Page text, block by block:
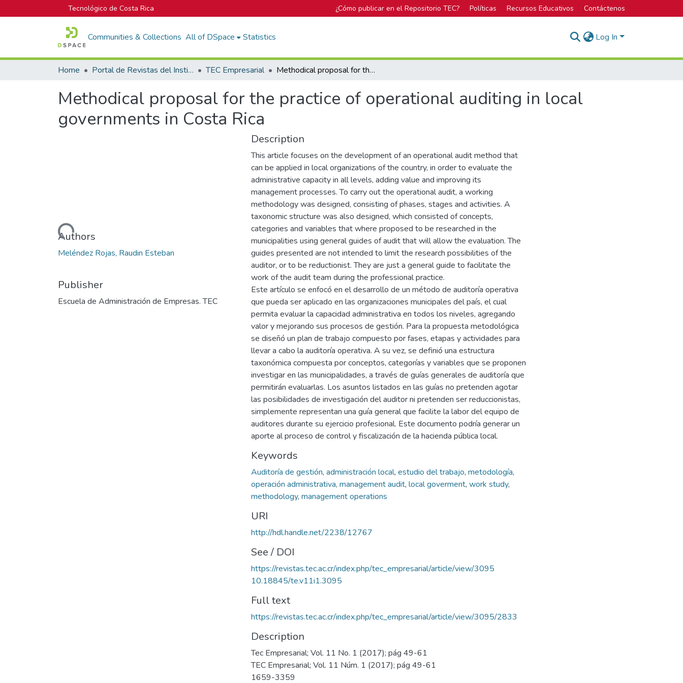
Tecnológico de Costa Rica ¿Cómo publicar en el Repositorio TEC? Políticas Recursos Educativos Contáctenos
Communities & Collections All of DSpace Statistics Log In
Home Portal de Revistas del Instituto Tecnológico de Costa Rica TEC Empresarial Methodical proposal for the practice of operational auditing in local governments in Costa Rica
Methodical proposal for the practice of operational auditing in local
governments in Costa Rica
Loading...
Authors
Meléndez Rojas, Raudin Esteban
Publisher
Escuela de Administración de Empresas. TEC
Description
This article focuses on the development of an operational audit method that
can be applied in local organizations of the country, in order to evaluate the
administrative capacity in all levels, adding value and improving its
management processes. To carry out the operational audit, a working
methodology was designed, consisting of phases, stages and activities. A
taxonomic structure was also designed, which consisted of concepts,
categories and variables that where proposed to be researched in the
municipalities using general guides of audit that will allow the evaluation. The
guides presented are not intended to limit the research possibilities of the
auditor, or to be reductionist. They are just a general guide to facilitate the
work of the audit team during the professional practice.
Este artículo se enfocó en el desarrollo de un método de auditoría operativa
que pueda ser aplicado en las organizaciones municipales del país, el cual
permita evaluar la capacidad administrativa en todos los niveles, agregando
valor y mejorando sus procesos de gestión. Para la propuesta metodológica
se diseñó un plan de trabajo compuesto por fases, etapas y actividades para
llevar a cabo la auditoría operativa. A su vez, se definió una estructura
taxonómica compuesta por conceptos, categorías y variables que se proponen
investigar en las municipalidades, a través de guías generales de auditoría que
permitirán evaluarlas. Los asuntos listados en las guías no pretenden agotar
las posibilidades de investigación del auditor ni pretenden ser reduccionistas,
simplemente representan una guía general que facilite la labor del equipo de
auditores durante su ejercicio profesional. Este documento podría generar un
aporte al proceso de control y fiscalización de la hacienda pública local.
Keywords
Auditoría de gestión, administración local, estudio del trabajo, metodología,
operación administrativa, management audit, local goverment, work study,
methodology, management operations
URI
http://hdl.handle.net/2238/12767
See / DOI
https://revistas.tec.ac.cr/index.php/tec_empresarial/article/view/3095
10.18845/te.v11i1.3095
Full text
https://revistas.tec.ac.cr/index.php/tec_empresarial/article/view/3095/2833
Description
Tec Empresarial; Vol. 11 No. 1 (2017); pág 49-61
TEC Empresarial; Vol. 11 Núm. 1 (2017); pág 49-61
1659-3359